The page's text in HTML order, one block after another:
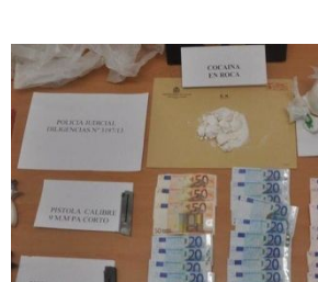
OBRAS
NECROLÓGICAS
GALERÍAS